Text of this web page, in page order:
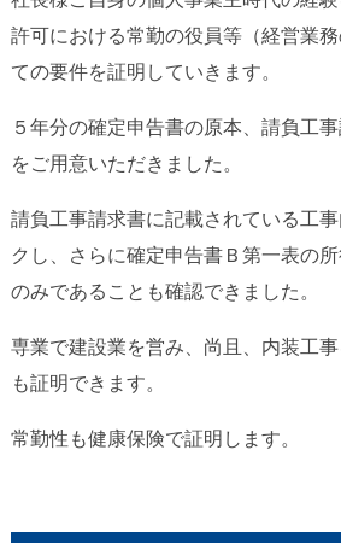
許可における常勤の役員等（経営業
ての要件を証明していきます。
５年分の確定申告書の原本、請負工
をご用意いただきました。
請負工事請求書に記載されている工
クし、さらに確定申告書Ｂ第一表の所
のみであることも確認できました。
専業で建設業を営み、尚且、内装工
も証明できます。
常勤性も健康保険で証明します。